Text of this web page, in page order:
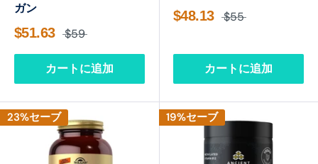
ガン
$51.63 $59
カートに追加
$48.13 $55
カートに追加
23%セーブ 19%セーブ